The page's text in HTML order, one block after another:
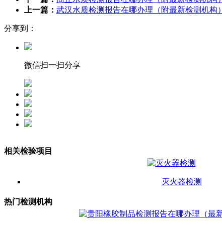
上一篇： 武汉水质检测报告在哪办理（附最新检测机构）
分享到：
微信扫一扫分享
相关检验项目
灭火器检测
热门检测机构